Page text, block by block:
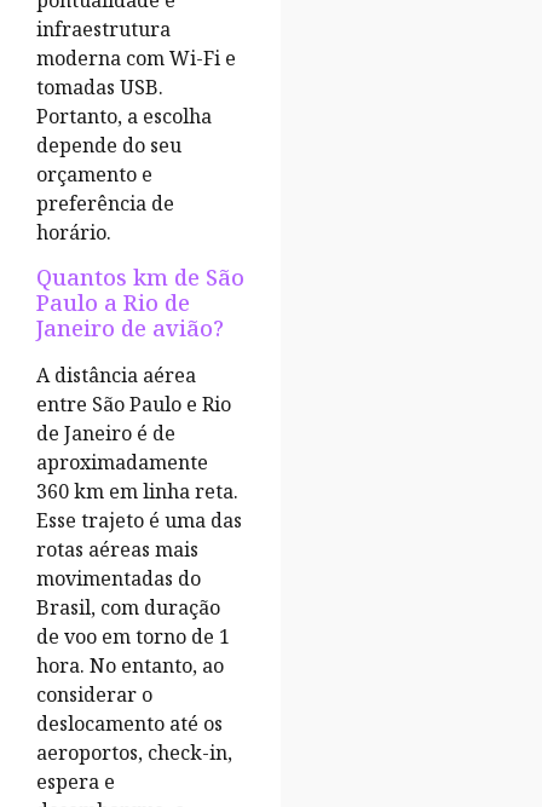
infraestrutura
moderna com Wi-Fi e
tomadas USB.
Portanto, a escolha
depende do seu
orçamento e
preferência de
horário.
Quantos km de São
Paulo a Rio de
Janeiro de avião?
A distância aérea
entre São Paulo e Rio
de Janeiro é de
aproximadamente
360 km em linha reta.
Esse trajeto é uma das
rotas aéreas mais
movimentadas do
Brasil, com duração
de voo em torno de 1
hora. No entanto, ao
considerar o
deslocamento até os
aeroportos, check-in,
espera e